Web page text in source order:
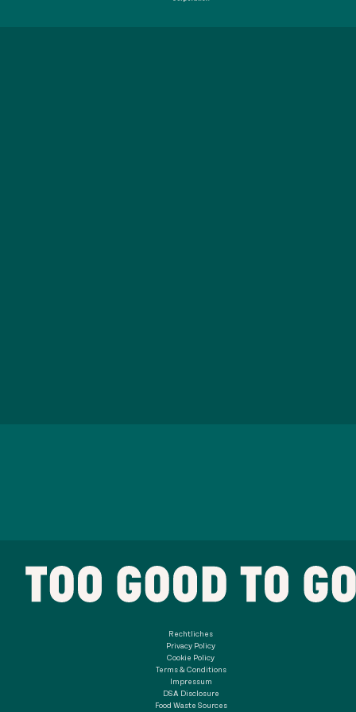
Rechtliches
Privacy Policy
Cookie Policy
Terms & Conditions
Impressum
DSA Disclosure
Food Waste Sources